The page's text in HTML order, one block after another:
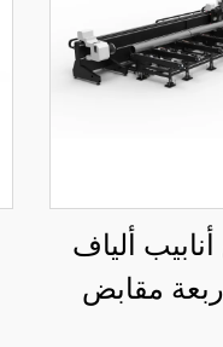
ألياف
مقابض